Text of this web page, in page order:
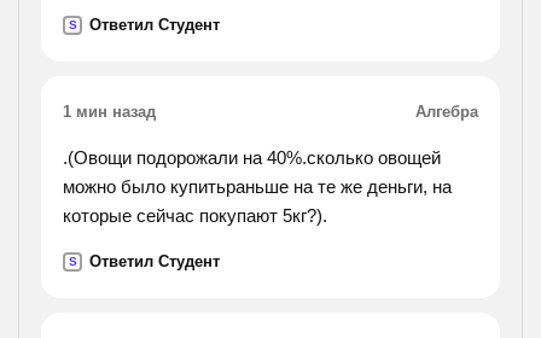
S Ответил Студент
1 мин назад Алгебра
.(Овощи подорожали на 40%.сколько овощей
можно было купитьраньше на те же деньги, на
которые сейчас покупают 5кг?).
S Ответил Студент